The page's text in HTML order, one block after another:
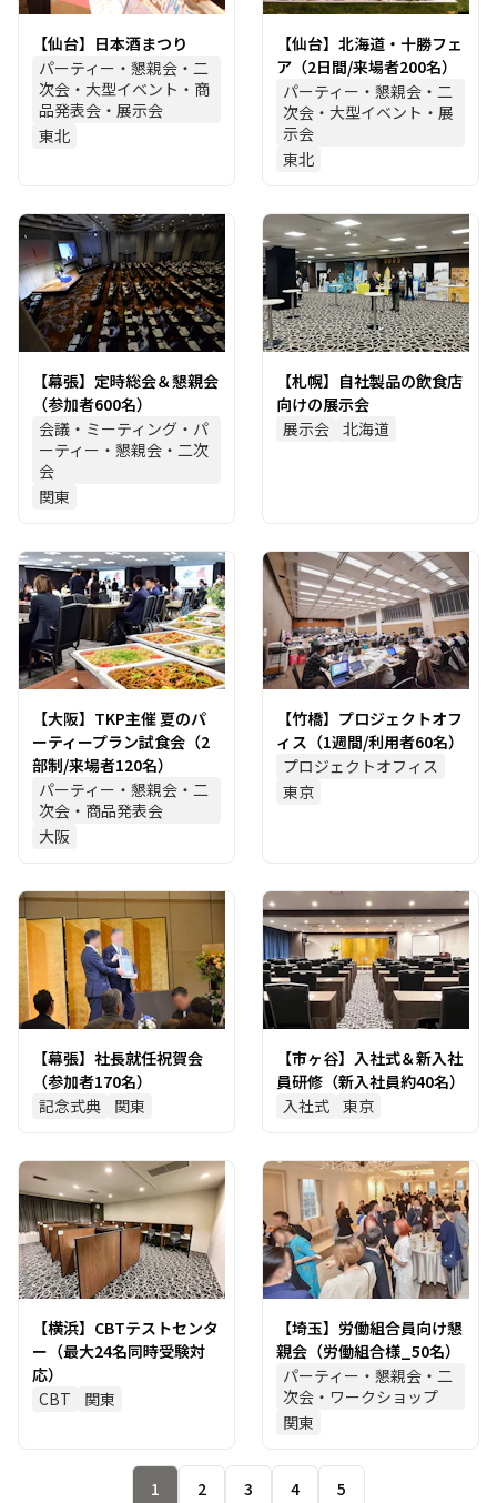
【仙台】日本酒まつり
パーティー・懇親会・二
次会・大型イベント・商
品発表会・展示会
東北
【仙台】北海道・十勝フェ
ア（2日間/来場者200名）
パーティー・懇親会・二
次会・大型イベント・展
示会
東北
【幕張】定時総会＆懇親会
（参加者600名）
会議・ミーティング・パ
ーティー・懇親会・二次
会
関東
【札幌】自社製品の飲食店
向けの展示会
展示会 北海道
【大阪】TKP主催 夏のパ
ーティープラン試食会（2
部制/来場者120名）
パーティー・懇親会・二
次会・商品発表会
大阪
【竹橋】プロジェクトオフ
ィス（1週間/利用者60名）
プロジェクトオフィス
東京
【幕張】社長就任祝賀会
（参加者170名）
記念式典
関東
【市ヶ谷】入社式＆新入社
員研修（新入社員約40名）
入社式 東京
【横浜】CBTテストセンタ
ー（最大24名同時受験対
応）
CBT
関東
【埼玉】労働組合員向け懇
親会（労働組合様_50名）
パーティー・懇親会・二
次会・ワークショップ
関東
1 2 3 4 5